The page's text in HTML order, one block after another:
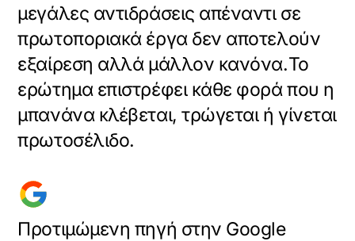
μεγάλες αντιδράσεις απέναντι σε
πρωτοποριακά έργα δεν αποτελούν
εξαίρεση αλλά μάλλον κανόνα.Το
ερώτημα επιστρέφει κάθε φορά που η
μπανάνα κλέβεται, τρώγεται ή γίνεται
πρωτοσέλιδο.
Προτιμώμενη πηγή στην Google